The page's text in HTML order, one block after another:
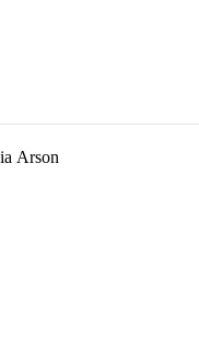
Arson